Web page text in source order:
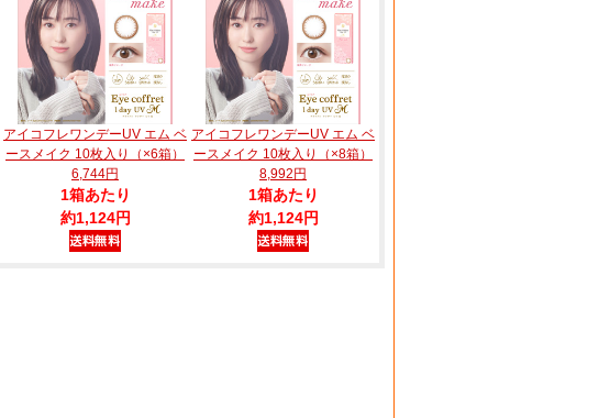
アイコフレワンデーUV エム ベ
ースメイク 10枚入り（×6箱）
6,744円
1箱あたり
約1,124円
アイコフレワンデーUV エム ベ
ースメイク 10枚入り（×8箱）
8,992円
1箱あたり
約1,124円